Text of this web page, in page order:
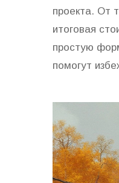
проекта. От
итоговая
простую
помогут